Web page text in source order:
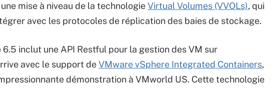
mise à niveau de la technologieVirtual Volumes (VVOLs), qui
avec les protocoles de réplication des baies de stockage.
6.5 inclut une API Restful pour la gestion des VM sur
avec le support deVMware vSphere Integrated Containers,
démonstration à VMworld US. Cette technologie